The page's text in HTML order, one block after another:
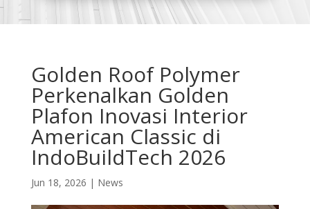
Golden Roof Polymer
Perkenalkan Golden
Plafon Inovasi Interior
American Classic di
IndoBuildTech 2026
Jun 18, 2026 | News